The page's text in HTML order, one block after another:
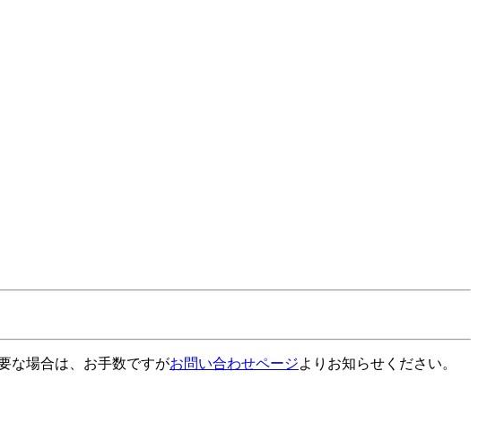
な場合は、お手数ですがお問い合わせページよりお知らせください。